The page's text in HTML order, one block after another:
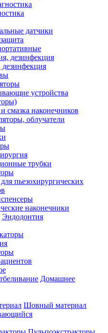
датчики
дезинфекция
устройства
смазка наконечников
облучатели
трубки
пьезохирургических
наконечники
Эндодонтия
Домашнее
Шовный материал